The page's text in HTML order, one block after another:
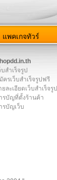
แพคเกจทัวร์
บสำเร็จรูป
ครเว็บสำเร็จรูปฟรี
ยละเอียดเว็บสำเร็จรูป
รบัญที่ตั้งร้านค้า
รบัญเว็บ